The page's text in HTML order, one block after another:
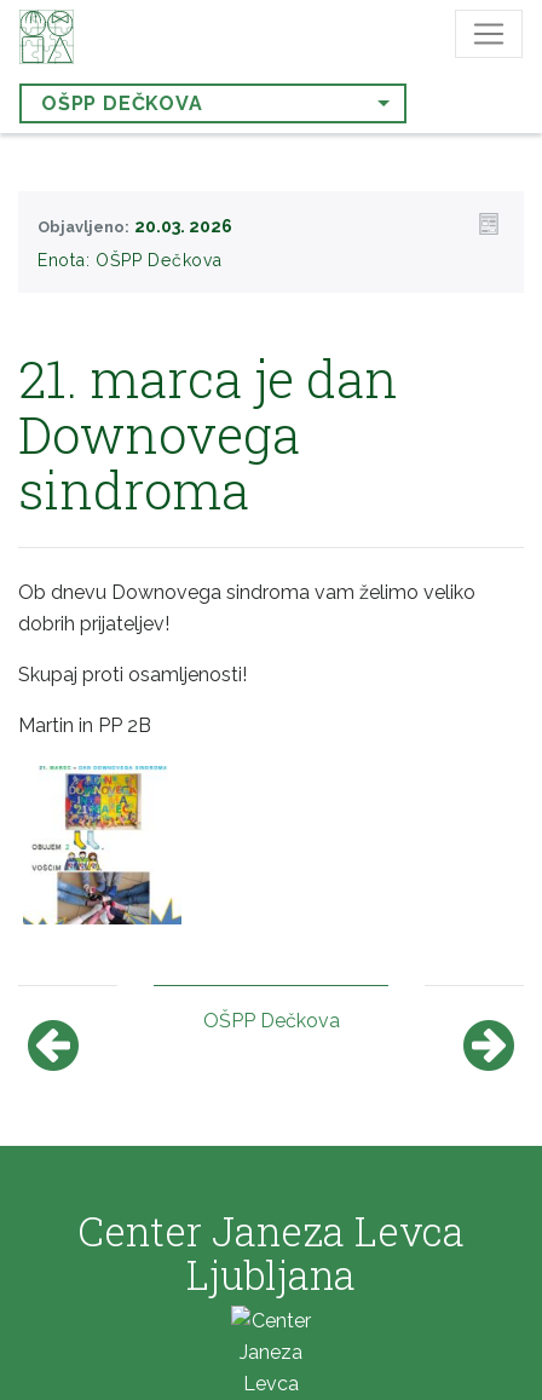
OŠPP DEČKOVA
Objavljeno: 20.03. 2026
Enota: OŠPP Dečkova
21. marca je dan
Downovega
sindroma
Ob dnevu Downovega sindroma vam želimo veliko
dobrih prijateljev!
Skupaj proti osamljenosti!
Martin in PP 2B
OŠPP Dečkova
Center Janeza Levca
Ljubljana